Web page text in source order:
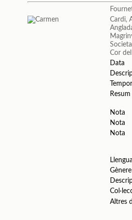
Cardi,
Cor
Data
Resum
Nota
Nota
Nota
Gènere
Altres